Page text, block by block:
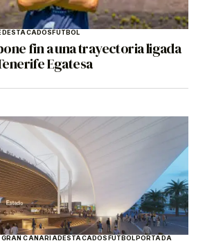
DESTACADOSFÚTBOL
fin a una trayectoria ligada
Egatesa
GRAN CANARIADESTACADOSFÚTBOLPORTADA